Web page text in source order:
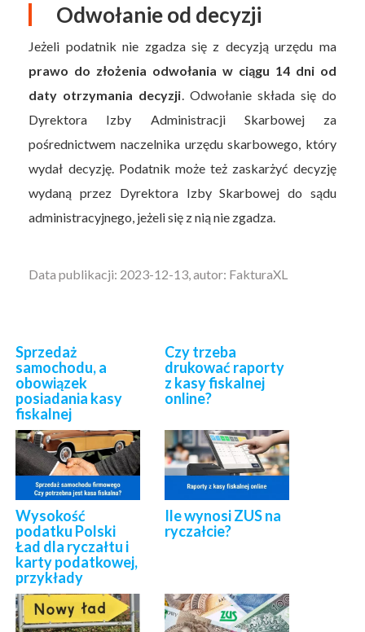
Odwołanie od decyzji
Jeżeli podatnik nie zgadza się z decyzją urzędu ma
prawo do złożenia odwołania w ciągu 14 dni od
daty otrzymania decyzji . Odwołanie składa się do
Dyrektora Izby Administracji Skarbowej za
pośrednictwem naczelnika urzędu skarbowego, który
wydał decyzję. Podatnik może też zaskarżyć decyzję
wydaną przez Dyrektora Izby Skarbowej do sądu
administracyjnego, jeżeli się z nią nie zgadza.
Data publikacji: 2023-12-13, autor: FakturaXL
Sprzedaż
samochodu, a
obowiązek
posiadania kasy
fiskalnej
Czy trzeba
drukować raporty
z kasy fiskalnej
online?
Wysokość
podatku Polski
Ład dla ryczałtu i
karty podatkowej,
przykłady
Ile wynosi ZUS na
ryczałcie?